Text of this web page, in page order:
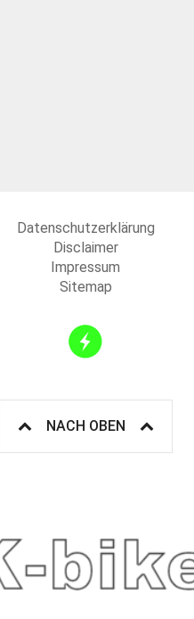
Datenschutzerklärung
Disclaimer
Impressum
Sitemap
NACH OBEN